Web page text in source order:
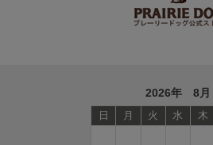
2026年 8月
日 月 火 水 木